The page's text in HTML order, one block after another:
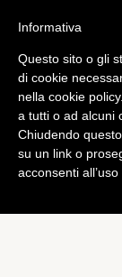
Informativa
Questo sito o gli
di cookie
nella cookie
a tutti o ad alcuni
Chiudendo
su un link o
acconsenti